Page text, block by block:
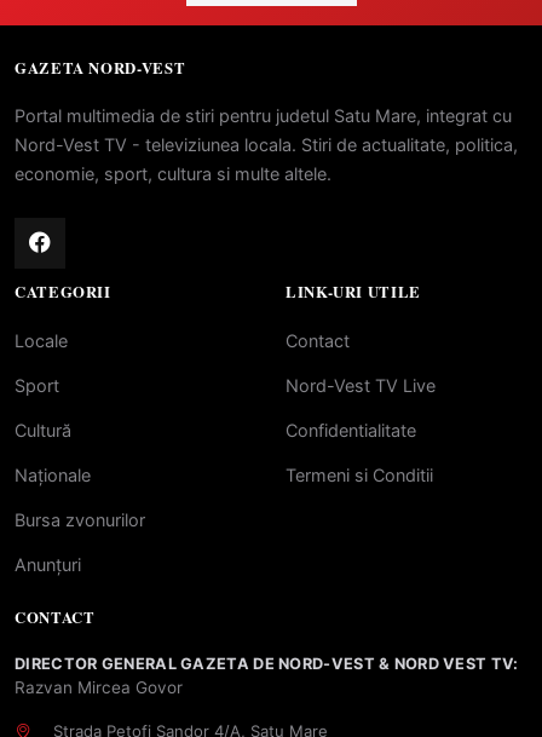
GAZETA NORD-VEST
Portal multimedia de stiri pentru judetul Satu Mare, integrat cu
Nord-Vest TV - televiziunea locala. Stiri de actualitate, politica,
economie, sport, cultura si multe altele.
CATEGORII
Locale
Sport
Cultură
Naționale
Bursa zvonurilor
Anunțuri
LINK-URI UTILE
Contact
Nord-Vest TV Live
Confidentialitate
Termeni si Conditii
CONTACT
DIRECTOR GENERAL GAZETA DE NORD-VEST & NORD VEST TV:
Razvan Mircea Govor
Strada Petofi Sandor 4/A, Satu Mare